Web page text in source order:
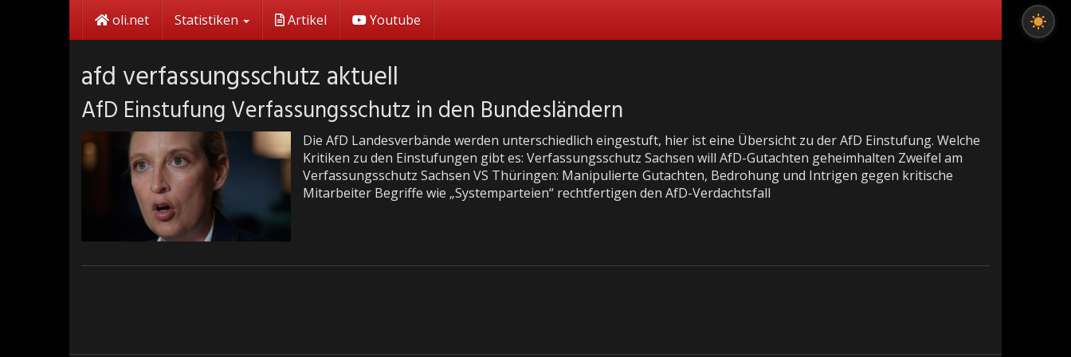
oli.net Statistiken Artikel Youtube
afd verfassungsschutz aktuell
AfD Einstufung Verfassungsschutz in den Bundesländern
Die AfD Landesverbände werden unterschiedlich eingestuft, hier ist eine Übersicht zu der AfD Einstufung. Welche
Kritiken zu den Einstufungen gibt es: Verfassungsschutz Sachsen will AfD-Gutachten geheimhalten Zweifel am
Verfassungsschutz Sachsen VS Thüringen: Manipulierte Gutachten, Bedrohung und Intrigen gegen kritische
Mitarbeiter Begriffe wie „Systemparteien“ rechtfertigen den AfD-Verdachtsfall